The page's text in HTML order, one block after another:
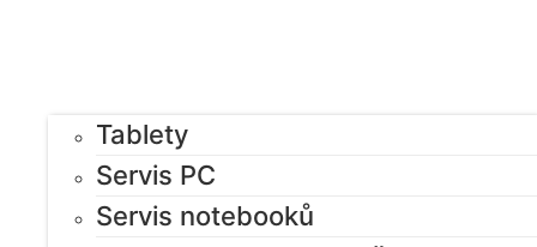
Tablety
Servis PC
Servis notebooků